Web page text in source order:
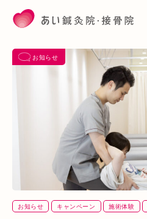
お知らせ
お知らせ キャンペーン 施術体験